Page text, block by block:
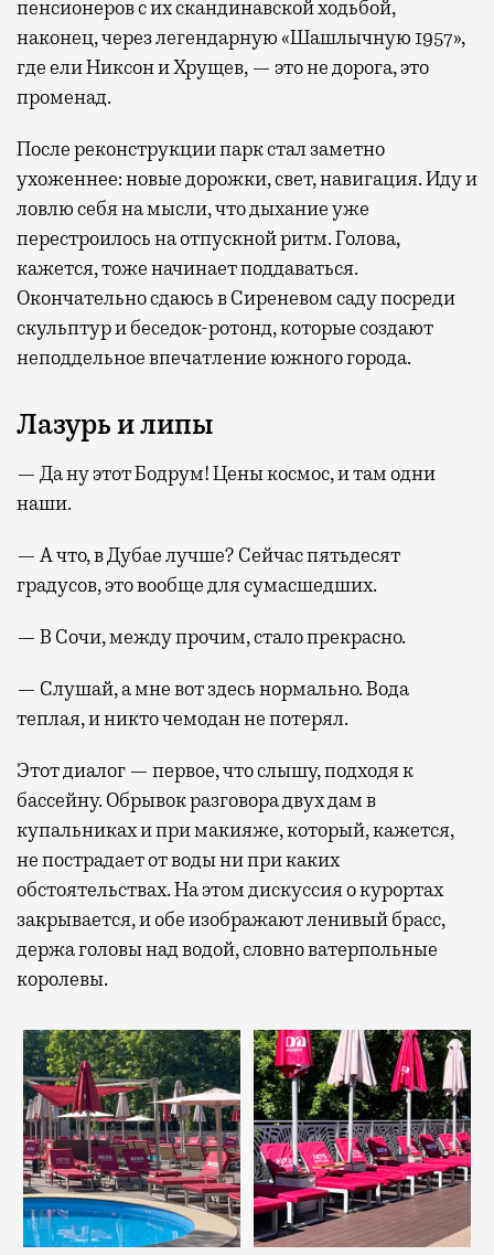
пенсионеров с их скандинавской ходьбой,
наконец, через легендарную «Шашлычную 1957»,
где ели Никсон и Хрущев, — это не дорога, это
променад.
После реконструкции парк стал заметно
ухоженнее: новые дорожки, свет, навигация. Иду и
ловлю себя на мысли, что дыхание уже
перестроилось на отпускной ритм. Голова,
кажется, тоже начинает поддаваться.
Окончательно сдаюсь в Сиреневом саду посреди
скульптур и беседок-ротонд, которые создают
неподдельное впечатление южного города.
Лазурь и липы
— Да ну этот Бодрум! Цены космос, и там одни
наши.
— А что, в Дубае лучше? Сейчас пятьдесят
градусов, это вообще для сумасшедших.
— В Сочи, между прочим, стало прекрасно.
— Слушай, а мне вот здесь нормально. Вода
теплая, и никто чемодан не потерял.
Этот диалог — первое, что слышу, подходя к
бассейну. Обрывок разговора двух дам в
купальниках и при макияже, который, кажется,
не пострадает от воды ни при каких
обстоятельствах. На этом дискуссия о курортах
закрывается, и обе изображают ленивый брасс,
держа головы над водой, словно ватерпольные
королевы.